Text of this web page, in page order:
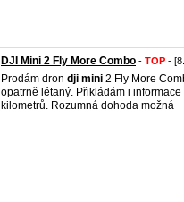
DJI Mini 2 Fly More Combo - TOP -
Prodám dron dji mini 2 Fly More
opatrně létaný. Přikládám i
kilometrů. Rozumná dohoda možná